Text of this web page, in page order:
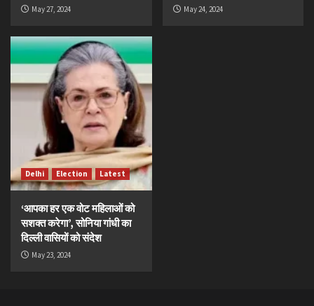
May 27, 2024 May 24, 2024
Delhi Election Latest
‘आपका हर एक वोट महिलाओं को
सशक्त करेगा’, सोनिया गांधी का
दिल्ली वासियों को संदेश
May 23, 2024